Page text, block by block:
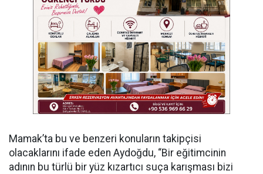
Mamak’ta bu ve benzeri konuların takipçisi
olacaklarını ifade eden Aydoğdu, “Bir eğitimcinin
adının bu türlü bir yüz kızartıcı suça karışması bizi